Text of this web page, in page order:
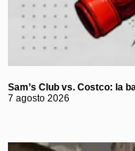
Sam’s Club vs. Costco: la
7 agosto 2026